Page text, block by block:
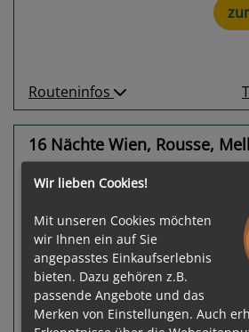
Routeninfos
16 Nächte Wien, Rousse,
MS Andrea
Wir lieben Cookies!
Mit unseren Cookies möchten
wir Ihnen ein auf Sie
angepasstes Einkaufserlebnis
bieten. Dazu gehören z.B.
passende Angebote und das
Merken von Einstellungen. Auch